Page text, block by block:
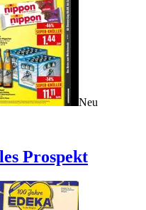
Neu
Prospekt